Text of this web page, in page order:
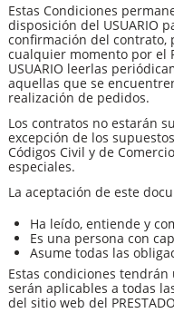
Estas Condiciones
disposición del USUARIO
confirmación del contrato,
cualquier momento por el
USUARIO leerlas
aquellas que se
realización de pedidos.
Los contratos no estarán
excepción de los
Códigos Civil y de
especiales.
La aceptación de este
Ha leído, entiende y
Es una persona con
Asume todas las
Estas condiciones
serán aplicables a todas
del sitio web del